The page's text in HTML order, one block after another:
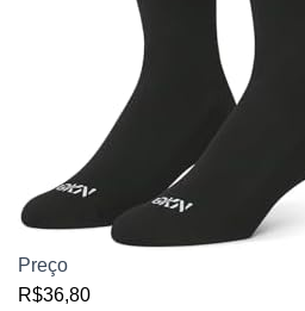
Preço
R$36,80